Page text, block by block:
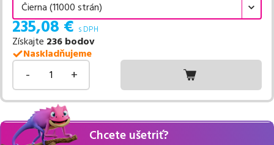
Čierna (11000 strán)
235,08€ s DPH
Získajte 236 bodov
Naskladňujeme
- +
Chcete ušetriť?